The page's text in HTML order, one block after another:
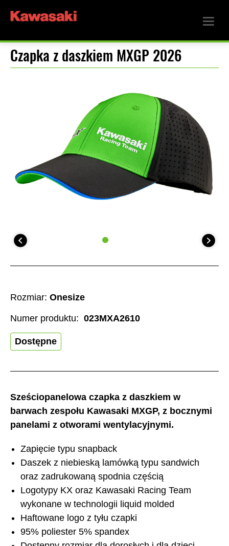
Czapka z daszkiem MXGP 2026
Sześciopanelowa czapka z daszkiem w
barwach zespołu Kawasaki MXGP, z bocznymi
panelami z otworami wentylacyjnymi.
Zapięcie typu snapback
Daszek z niebieską lamówką typu sandwich
oraz zadrukowaną spodnia częścią
Logotypy KX oraz Kawasaki Racing Team
wykonane w technologii liquid molded
Haftowane logo z tyłu czapki
95% poliester 5% spandex
Rozmiar: Onesize
Dostępne
Numer produktu: 023MXA2610